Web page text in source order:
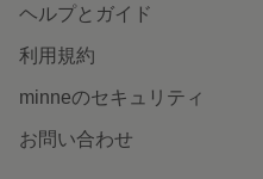
ヘルプとガイド
利用規約
minneのセキュリティ
お問い合わせ